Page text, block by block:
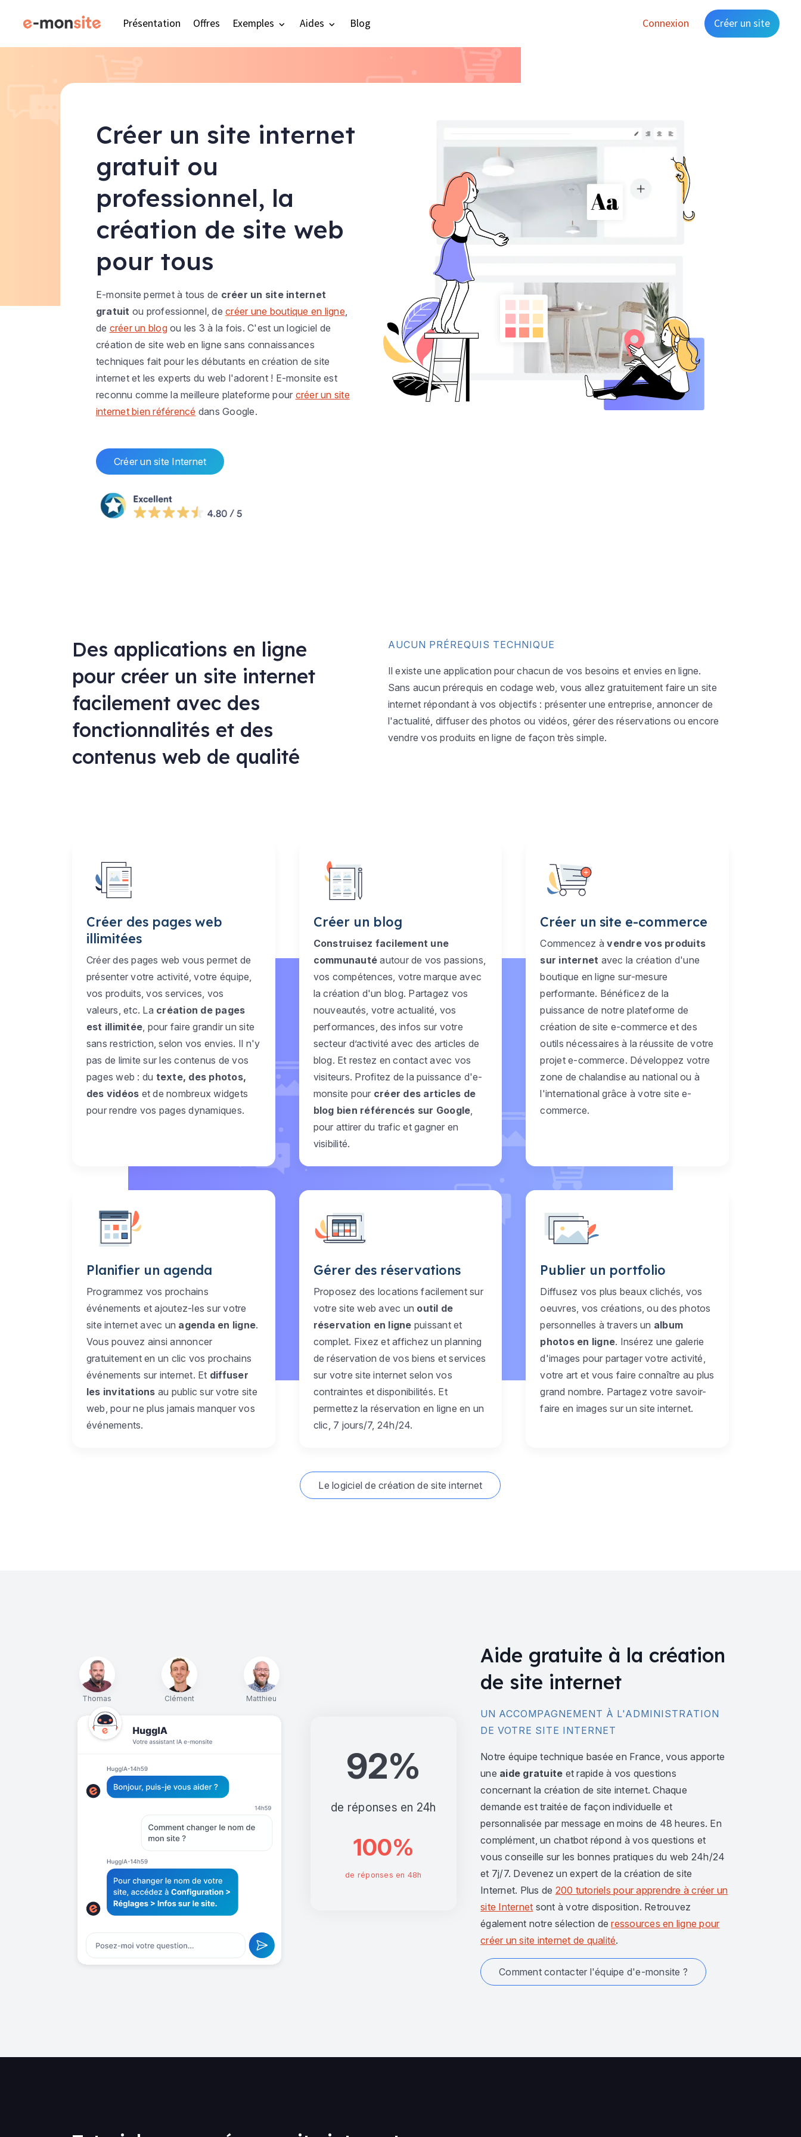
Présentation Offres Exemples Aides Blog Connexion Créer un site
Créer un site internet
gratuit ou
professionnel, la
création de site web
pour tous
E-monsite permet à tous de créer un site internet
gratuit ou professionnel, decréer une boutique en ligne,
de créer un blogou les 3 à la fois. C'est un logiciel de
création de site web en ligne sans connaissances
techniques fait pour les débutants en création de site
internet et les experts du web l'adorent ! E-monsite est
reconnu comme la meilleure plateforme pour créer un site
internet bien référencé dans Google.
Créer un site Internet
Des applications en ligne
pour créer un site internet
facilement avec des
fonctionnalités et des
contenus web de qualité
AUCUN PRÉREQUIS TECHNIQUE
Il existe une application pour chacun de vos besoins et envies en ligne.
Sans aucun prérequis en codage web, vous allez gratuitement faire un site
internet répondant à vos objectifs : présenter une entreprise, annoncer de
l'actualité, diffuser des photos ou vidéos, gérer des réservations ou encore
vendre vos produits en ligne de façon très simple.
Créer des pages web
illimitées
Créer des pages web vous permet de
présenter votre activité, votre équipe,
vos produits, vos services, vos
valeurs, etc. La création de pages
est illimitée , pour faire grandir un site
sans restriction, selon vos envies. Il n'y
pas de limite sur les contenus de vos
pages web : du texte, des photos,
des vidéos et de nombreux widgets
pour rendre vos pages dynamiques.
Créer un blog
Construisez facilement une
communauté autour de vos passions,
vos compétences, votre marque avec
la création d'un blog. Partagez vos
nouveautés, votre actualité, vos
performances, des infos sur votre
secteur d’activité avec des articles de
blog. Et restez en contact avec vos
visiteurs. Profitez de la puissance d'e-
monsite pour créer des articles de
blog bien référencés sur Google
pour attirer du trafic et gagner en
visibilité.
Créer un site e-commerce
Commencez àvendre vos produits
sur internet avec la création d'une
boutique en ligne sur-mesure
performante. Bénéficez de la
puissance de notre plateforme de
création de site e-commerce et des
outils nécessaires à la réussite de votre
projet e-commerce. Développez votre
zone de chalandise au national ou à
l'international grâce à votre site e-
commerce.
Planifier un agenda
Programmez vos prochains
événements et ajoutez-les sur votre
site internet avec un agenda en ligne.
Vous pouvez ainsi annoncer
gratuitement en un clic vos prochains
événements sur internet. Et diffuser
les invitations au public sur votre site
web, pour ne plus jamais manquer vos
événements.
Gérer des réservations
Proposez des locations facilement sur
votre site web avec un outil de
réservation en ligne puissant et
complet. Fixez et affichez un planning
de réservation de vos biens et services
sur votre site internet selon vos
contraintes et disponibilités. Et
permettez la réservation en ligne en un
clic, 7 jours/7, 24h/24.
Publier un portfolio
Diffusez vos plus beaux clichés, vos
oeuvres, vos créations, ou des photos
personnelles à travers un album
photos en ligne. Insérez une galerie
d'images pour partager votre activité,
votre art et vous faire connaître au plus
grand nombre. Partagez votre savoir-
faire en images sur un site internet.
Le logiciel de création de site internet
Thomas Clément Matthieu
92%
de réponses en 24h
100%
de réponses en 48h
Aide gratuite à la création
de site internet
UN ACCOMPAGNEMENT À L'ADMINISTRATION
DE VOTRE SITE INTERNET
Notre équipe technique basée en France, vous apporte
une aide gratuite et rapide à vos questions
concernant la création de site internet. Chaque
demande est traitée de façon individuelle et
personnalisée par message en moins de 48 heures. En
complément, un chatbot répond à vos questions et
vous conseille sur les bonnes pratiques du web 24h/24
et 7j/7. Devenez un expert de la création de site
Internet. Plus de 200 tutoriels pour apprendre à créer un
site Internet sont à votre disposition. Retrouvez
également notre sélection deressources en ligne pour
créer un site internet de qualité.
Comment contacter l'équipe d'e-monsite ?